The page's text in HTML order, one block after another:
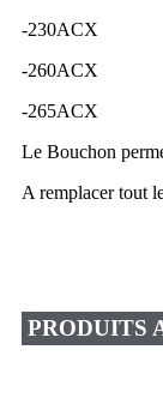
-230ACX
-260ACX
-265ACX
Le Bouchon
A remplacer tout
PRODUITS